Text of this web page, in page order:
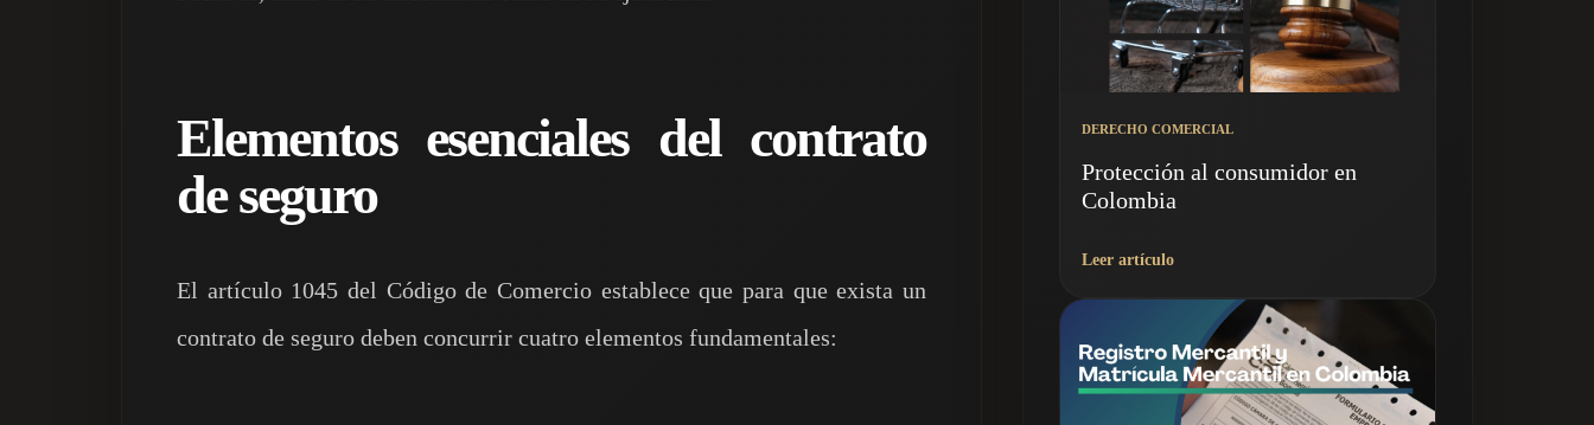
Elementos esenciales del contrato
de seguro
El artículo 1045 del Código de Comercio establece que para que exista un
contrato de seguro deben concurrir cuatro elementos fundamentales:
DERECHO COMERCIAL
Protección al consumidor en
Colombia
Leer artículo